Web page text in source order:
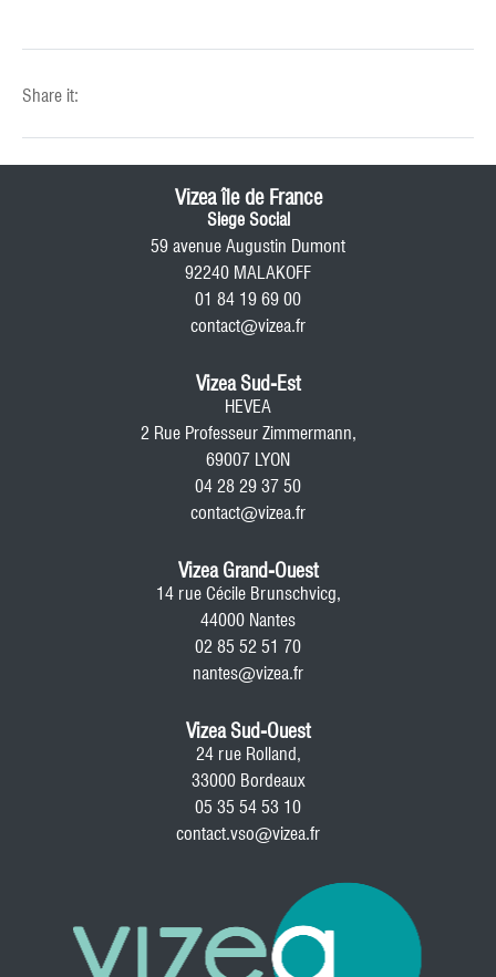
Share it:
Vizea île de France
Siege Social
59 avenue Augustin Dumont
92240 MALAKOFF
01 84 19 69 00
contact@vizea.fr
Vizea Sud-Est
HEVEA
2 Rue Professeur Zimmermann,
69007 LYON
04 28 29 37 50
contact@vizea.fr
Vizea Grand-Ouest
14 rue Cécile Brunschvicg,
44000 Nantes
02 85 52 51 70
nantes@vizea.fr
Vizea Sud-Ouest
24 rue Rolland,
33000 Bordeaux
05 35 54 53 10
contact.vso@vizea.fr